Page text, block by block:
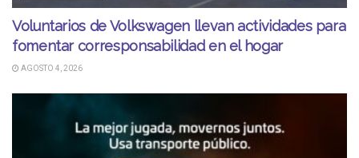
Voluntarios de Volkswagen llevan actividades para
fomentar corresponsabilidad en el hogar
AGOSTO 4, 2026